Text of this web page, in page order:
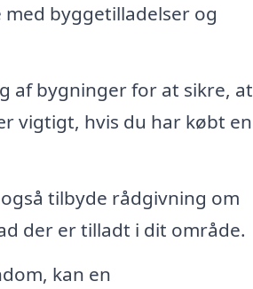
byggetilladelser og
af bygninger for at sikre, at
vigtigt, hvis du har købt en
tilbyde rådgivning om
der er tilladt i dit område.
kan en